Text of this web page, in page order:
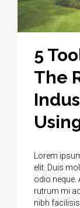
5
The
Lorem
elit. Duis
odio neque.
rutrum mi
nibh